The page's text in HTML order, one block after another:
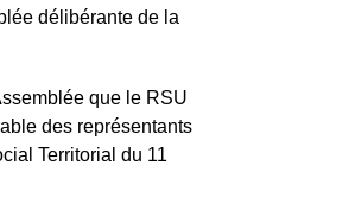
délibérante de la
que le RSU
des représentants
Territorial du 11